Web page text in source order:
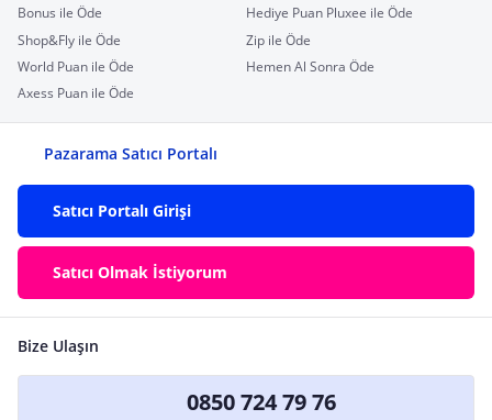
Bonus ile Öde
Hediye Puan Pluxee ile Öde
Shop&Fly ile Öde
Zip ile Öde
World Puan ile Öde
Hemen Al Sonra Öde
Axess Puan ile Öde
Pazarama Satıcı Portalı
Satıcı Portalı Girişi
Satıcı Olmak İstiyorum
Bize Ulaşın
0850 724 79 76